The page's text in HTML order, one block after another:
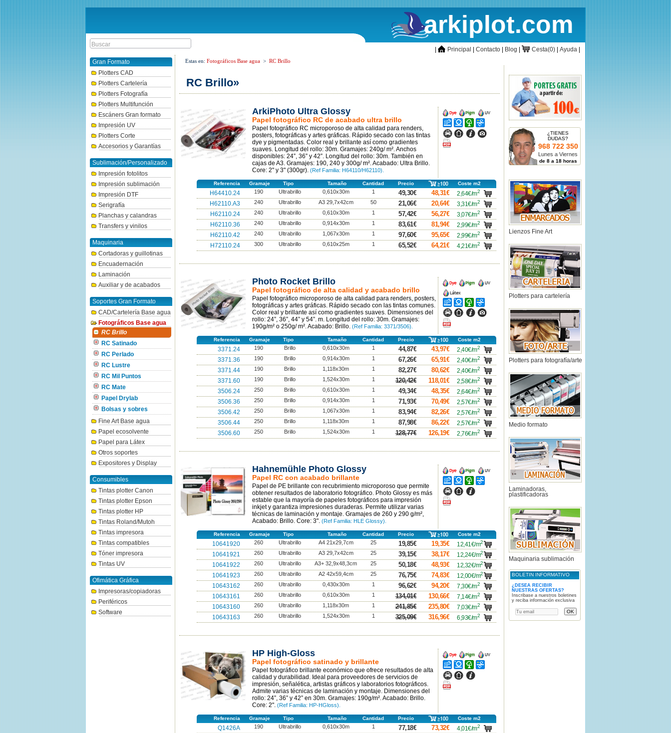
arkiplot.com
inicioPrincipal Contacto Blog CestaCesta(0) Ayuda
Gran Formato
Plotters CAD
Plotters Cartelería
Plotters Fotografía
Plotters Multifunción
Escáners Gran formato
Impresión UV
Plotters Corte
Accesorios y Garantías
Sublimación/Personalizado
Impresión fotolitos
Impresión sublimación
Impresión DTF
Serigrafía
Planchas y calandras
Transfers y vinilos
Maquinaria
Cortadoras y guillotinas
Encuadernación
Laminación
Auxiliar y de acabados
Soportes Gran Formato
CAD/Cartelería Base agua
Fotográficos Base agua
RC Brillo
RC Satinado
RC Perlado
RC Lustre
RC Mil Puntos
RC Mate
Papel Drylab
Bolsas y sobres
Fine Art Base agua
Papel ecosolvente
Papel para Látex
Otros soportes
Expositores y Display
Consumibles
Tintas plotter Canon
Tintas plotter Epson
Tintas plotter HP
Tintas Roland/Mutoh
Tintas impresora
Tintas compatibles
Tóner impresora
Tintas UV
Ofimática Gráfica
Impresoras/copiadoras
Periféricos
Software
Estas en: Fotográficos Base agua > RC Brillo
RC Brillo»
ArkiPhoto Ultra Glossy
Papel fotográfico RC de acabado ultra brillo
Papel fotográfico RC microporoso de alta calidad para renders,
posters, fotográficas y artes gráficas. Rápido secado con las tintas
dye y pigmentadas. Color real y brillante así como gradientes
suaves. Longitud del rollo: 30m. Gramajes: 240g/ m². Anchos
disponibles: 24”, 36” y 42”. Longitud del rollo: 30m. También en
cajas de A3. Gramajes: 190, 240 y 300g/ m². Acabado: Ultra Brillo.
Core: 2" y 3" (300gr). (Ref Familia: H64110/H62110).
Ancho Ancho
Ancho
AnchoAnchoAnchoAncho
AnchoAnchoAnchoAncho
Ficha
pdf
Referencia Gramaje Tipo Tamaño Cantidad Precio Coste m2
H64410.24 190 Ultrabrillo 0,610x30m 1 49,30€ 48,31€ 2,64€/m2 carro
H62110.A3 240 Ultrabrillo A3 29,7x42cm 50 21,06€ 20,64€ 3,31€/m2 carro
H62110.24 240 Ultrabrillo 0,610x30m 1 57,42€ 56,27€ 3,07€/m2 carro
H62110.36 240 Ultrabrillo 0,914x30m 1 83,61€ 81,94€ 2,99€/m2 carro
H62110.42 240 Ultrabrillo 1,067x30m 1 97,60€ 95,65€ 2,99€/m2 carro
H72110.24 300 Ultrabrillo 0,610x25m 1 65,52€ 64,21€ 4,21€/m2 carro
Photo Rocket Brillo
Papel fotográfico de alta calidad y acabado brillo
Papel fotográfico microporoso de alta calidad para renders, posters,
fotográficas y artes gráficas. Rápido secado con las tintas comunes.
Color real y brillante así como gradientes suaves. Dimensiones del
rollo: 24”, 36”, 44” y 54”. m. Longitud del rollo: 30m. Gramajes:
190g/m² o 250g/ m². Acabado: Brillo. (Ref Familia: 3371/3506).
Ancho Ancho
Ancho
Ancho
AnchoAnchoAnchoAncho
AnchoAnchoAnchoAncho
Ficha
pdf
Referencia Gramaje Tipo Tamaño Cantidad Precio Coste m2
3371.24 190 Brillo 0,610x30m 1 44,87€ 43,97€ 2,40€/m2 carro
3371.36 190 Brillo 0,914x30m 1 67,26€ 65,91€ 2,40€/m2 carro
3371.44 190 Brillo 1,118x30m 1 82,27€ 80,62€ 2,40€/m2 carro
3371.60 190 Brillo 1,524x30m 1 120,42€ 118,01€ 2,58€/m2 carro
3506.24 250 Brillo 0,610x30m 1 49,34€ 48,35€ 2,64€/m2 carro
3506.36 250 Brillo 0,914x30m 1 71,93€ 70,49€ 2,57€/m2 carro
3506.42 250 Brillo 1,067x30m 1 83,94€ 82,26€ 2,57€/m2 carro
3506.44 250 Brillo 1,118x30m 1 87,98€ 86,22€ 2,57€/m2 carro
3506.60 250 Brillo 1,524x30m 1 128,77€ 126,19€ 2,76€/m2 carro
Hahnemühle Photo Glossy
Papel RC con acabado brillante
Papel de PE brillante con recubrimiento microporoso que permite
obtener resultados de laboratorio fotográfico. Photo Glossy es más
estable que la mayoría de papeles fotográficos para impresión
inkjet y garantiza impresiones duraderas. Permite utilizar varias
técnicas de laminación y montaje. Gramajes de 260 y 290 g/m²,
Acabado: Brillo. Core: 3". (Ref Familia: HLE Glossy).
Ancho Ancho
Ancho
AnchoAnchoAnchoAncho
AnchoAnchoAncho
Ficha
pdf
Referencia Gramaje Tipo Tamaño Cantidad Precio Coste m2
10641920 260 Ultrabrillo A4 21x29,7cm 25 19,85€ 19,35€ 12,41€/m2carro
10641921 260 Ultrabrillo A3 29,7x42cm 25 39,15€ 38,17€ 12,24€/m2carro
10641922 260 Ultrabrillo A3+ 32,9x48,3cm 25 50,18€ 48,93€ 12,32€/m2carro
10641923 260 Ultrabrillo A2 42x59,4cm 25 76,75€ 74,83€ 12,00€/m2carro
10643162 260 Ultrabrillo 0,430x30m 1 96,62€ 94,20€ 7,30€/m2 carro
10643161 260 Ultrabrillo 0,610x30m 1 134,01€ 130,66€ 7,14€/m2 carro
10643160 260 Ultrabrillo 1,118x30m 1 241,85€ 235,80€ 7,03€/m2 carro
10643163 260 Ultrabrillo 1,524x30m 1 325,09€ 316,96€ 6,93€/m2 carro
HP High-Gloss
Papel fotográfico satinado y brillante
Papel fotográfico brillante económico que ofrece resultados de alta
calidad y durabilidad. Ideal para proveedores de servicios de
impresión, señalética, artistas gráficos y laboratorios fotográficos.
Admite varias técnicas de laminación y montaje. Dimensiones del
rollo: 24”, 36” y 42” en 30m. Gramajes: 190g/m². Acabado: Brillo.
Core: 2". (Ref Familia: HP-HGloss).
Ancho Ancho
Ancho
AnchoAnchoAnchoAncho
AnchoAnchoAncho
Ficha
pdf
Referencia Gramaje Tipo Tamaño Cantidad Precio Coste m2
Q1426A 190 Ultrabrillo 0,610x30m 1 77,18€ 73,32€ 4,01€/m2 carro
¿TIENES
DUDAS?
968 722 350
Lunes a Viernes
de 8 a 18 horas
Lienzos Fine Art
Plotters para cartelería
Plotters para fotografía/arte
Medio formato
Laminadoras,
plastificadoras
Maquinaria sublimación
BOLETIN INFORMATIVO
¿DESEA RECIBIR
NUESTRAS OFERTAS?
Inscribase a nuestros boletines
y reciba información exclusiva